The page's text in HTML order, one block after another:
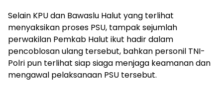
Selain KPU dan Bawaslu Halut yang terlihat
menyaksikan proses PSU, tampak sejumlah
perwakilan Pemkab Halut ikut hadir dalam
pencoblosan ulang tersebut, bahkan personil TNI-
Polri pun terlihat siap siaga menjaga keamanan dan
mengawal pelaksanaan PSU tersebut.